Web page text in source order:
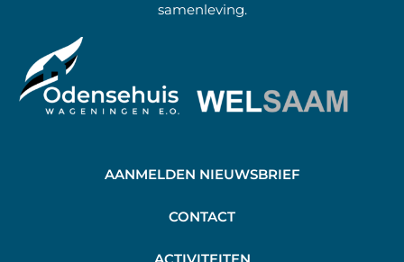
samenleving.
AANMELDEN NIEUWSBRIEF
CONTACT